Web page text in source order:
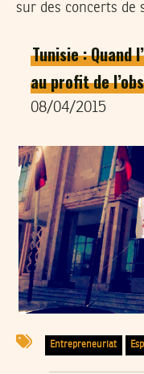
sur des concerts de
Tunisie : Quand
au profit de
08/04/2015
Entrepreneuriat